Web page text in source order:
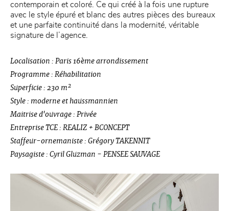
contemporain et coloré. Ce qui créé à la fois une rupture
avec le style épuré et blanc des autres pièces des bureaux
et une parfaite continuité dans la modernité, véritable
signature de l’agence.
Localisation : Paris 16ème arrondissement
Programme : Réhabilitation
Superficie : 230 m²
Style : moderne et haussmannien
Maitrise d'ouvrage : Privée
Entreprise TCE : REALIZ + BCONCEPT
Staffeur-ornemaniste : Grégory TAKENNIT
Paysagiste : Cyril Gluzman - PENSEE SAUVAGE